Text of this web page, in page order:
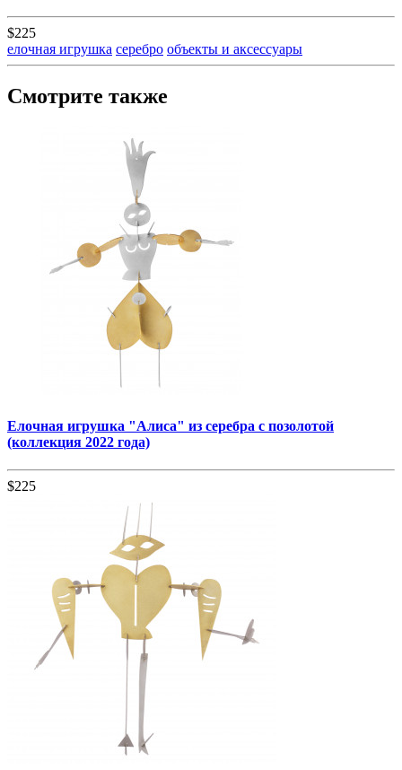
$225
елочная игрушка серебро объекты и аксессуары
Смотрите также
Елочная игрушка "Алиса" из серебра с позолотой
(коллекция 2022 года)
$225